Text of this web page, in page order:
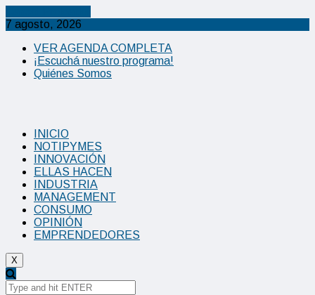
7 agosto, 2026
VER AGENDA COMPLETA
¡Escuchá nuestro programa!
Quiénes Somos
INICIO
NOTIPYMES
INNOVACIÓN
ELLAS HACEN
INDUSTRIA
MANAGEMENT
CONSUMO
OPINIÓN
EMPRENDEDORES
X